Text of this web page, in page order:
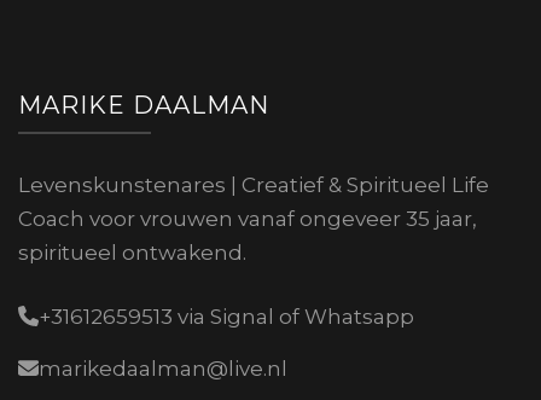
MARIKE DAALMAN
Levenskunstenares | Creatief & Spiritueel Life
Coach voor vrouwen vanaf ongeveer 35 jaar,
spiritueel ontwakend.
+31612659513 via Signal of Whatsapp
marikedaalman@live.nl